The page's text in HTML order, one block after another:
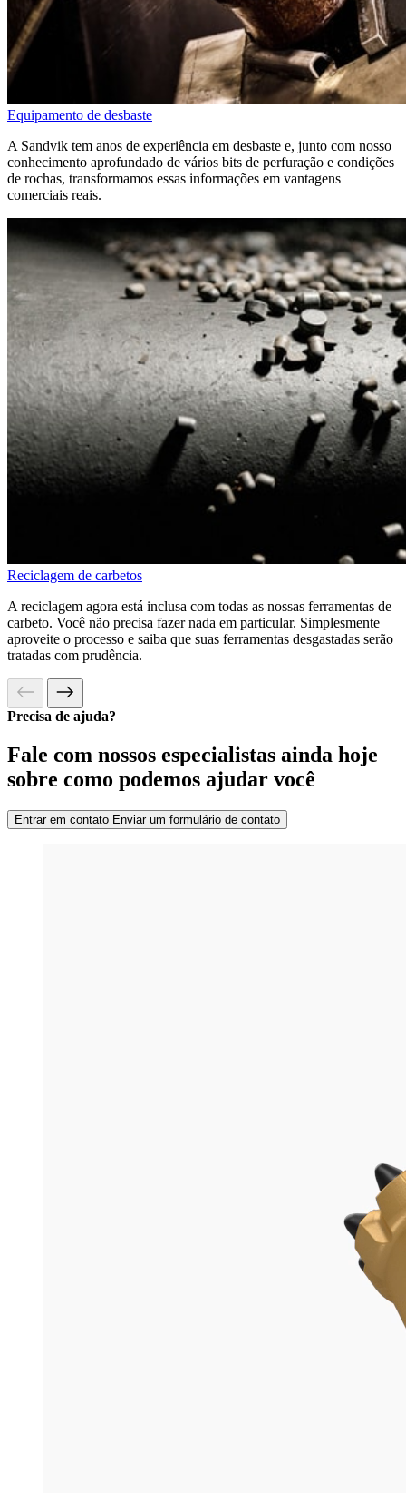
Equipamento de desbaste
A Sandvik tem anos de experiência em desbaste e, junto com nosso
conhecimento aprofundado de vários bits de perfuração e condições
de rochas, transformamos essas informações em vantagens
comerciais reais.
Reciclagem de carbetos
A reciclagem agora está inclusa com todas as nossas ferramentas de
carbeto. Você não precisa fazer nada em particular. Simplesmente
aproveite o processo e saiba que suas ferramentas desgastadas serão
tratadas com prudência.
Precisa de ajuda?
Fale com nossos especialistas ainda hoje
sobre como podemos ajudar você
Entrar em contato Enviar um formulário de contato